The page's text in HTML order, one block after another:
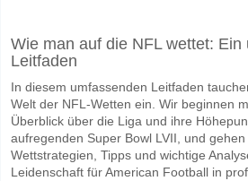
Das Spiel zwischen PSG v Brest 10 May
PSG für den Gewinner den Spiel, mit
Werden beide Teams im Spiel
Ja für Beide Teams Erzielen, mit einem
Wie man auf die NFL wettet: Ein
Leitfaden
In diesem umfassenden Leitfaden
Welt der NFL-Wetten ein. Wir beginnen
Überblick über die Liga und ihre
aufregenden Super Bowl LVII, und
Wettstrategien, Tipps und wichtige
Leidenschaft für American Football in